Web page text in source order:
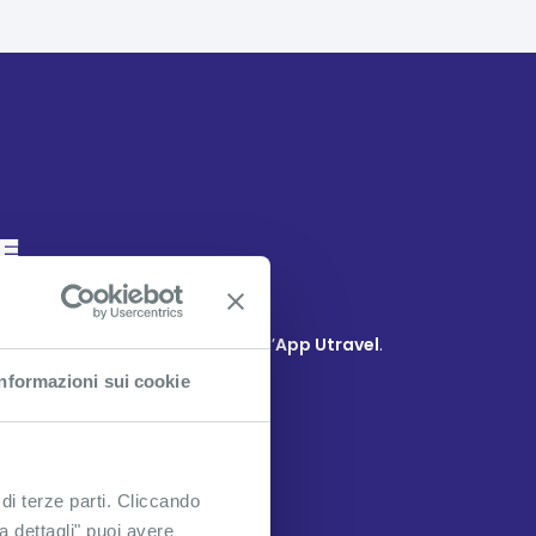
sui cookie
terze parti. Cliccando
dettagli" puoi avere
le attività del tuo Club sull’App Utravel.
organizzativi.